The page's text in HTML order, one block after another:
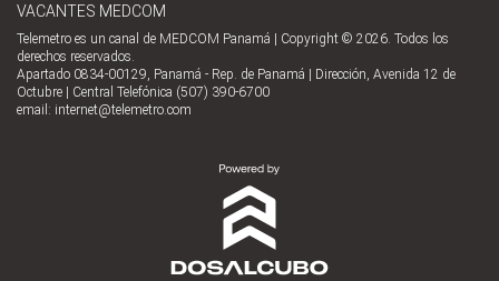
VACANTES MEDCOM
Telemetro es un canal de MEDCOM Panamá | Copyright © 2026. Todos los
derechos reservados.
Apartado 0834-00129, Panamá - Rep. de Panamá | Dirección, Avenida 12 de
Octubre | Central Telefónica (507) 390-6700
email: internet@telemetro.com